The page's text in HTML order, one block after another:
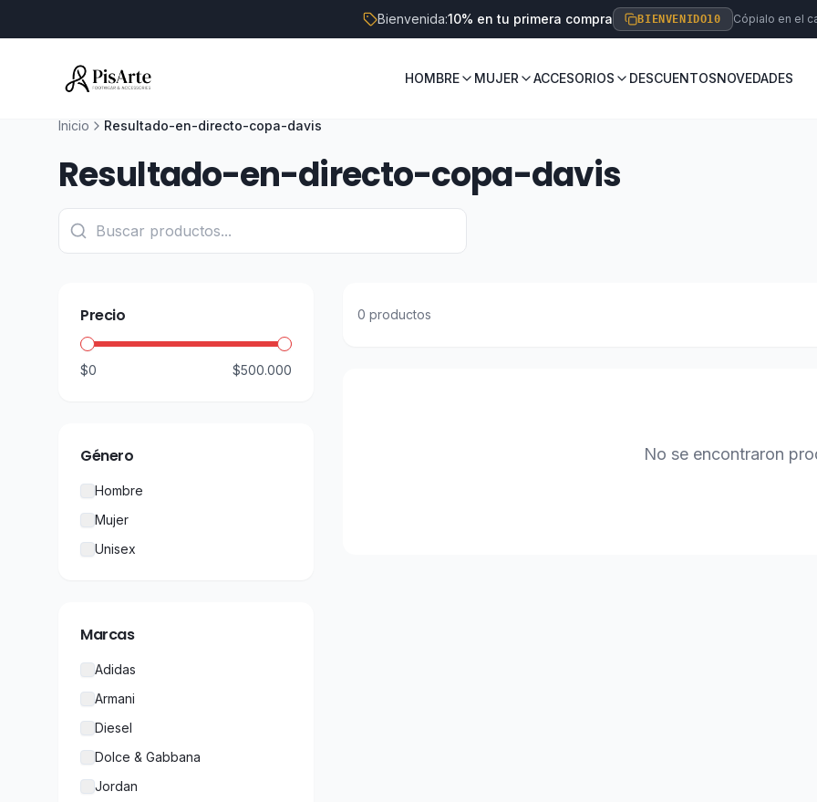
Bienvenida:10% en tu primera compra BIENVENIDO10 Cópialo en el
HOMBRE MUJER ACCESORIOS DESCUENTOSNOVEDADES
Inicio Resultado-en-directo-copa-davis
Resultado-en-directo-copa-davis
Precio
$0 $500.000
Género
Hombre
Mujer
Unisex
Marcas
Adidas
Armani
Diesel
Dolce & Gabbana
Jordan
0 productos
No se encontraron